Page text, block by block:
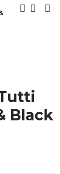
Black